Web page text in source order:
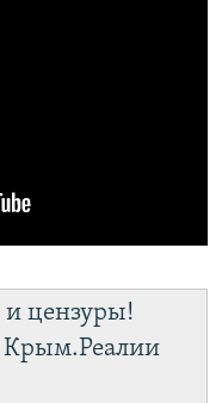
и цензуры!
Крым.Реалии